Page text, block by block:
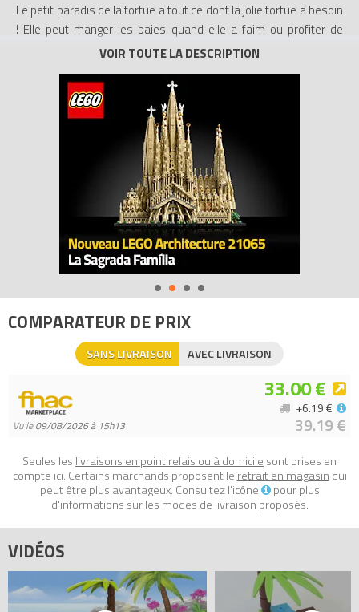
Le petit paradis de la tortue a tout ce dont la jolie tortue a besoin
! Elle peut manger les baies quand elle a faim ou profiter de
l'ombre du palmier. Et s'il fait trop chaud, elle peut plonger dans
- Inclut une petite tortue avec un ruban
- Comprend une cascade, un palmier, des plantes avec des
- Donne à manger à la tortue quand elle a faim
- Joue, mange et nage dans l'île paradisiaque de la tortue !
- Prends soin de la tortue en ligne et trouve plus d'idées de
construction sur LEGO.fr/friends
- Mesure plus de 6 cm de haut, 5 cm de large et 5 cm de
profondeur
- Collectionne les autres ensembles de la série et construis ton
propre modèle combiné super cool (instructions de montage
Tous les prix duLEGO Friends 41041 La tortue et son île
paradisiaque (Turtle's Little Paradise)sur Avenue de la brique,
Code EAN du LEGO Friends 41041 : 5702015125697.
COMPARATEUR DE PRIX
SANS LIVRAISON AVEC LIVRAISON
Vu le09/08/2026 à 15h13
33.00 €
39.19 €
+6.19 €
Seules les livraisons en point relais ou à domicile sont prises en
compte ici. Certains marchands proposent le retrait en magasin qui
peut être plus avantageux. Consultez l'icône
pour plus
d'informations sur les modes de livraison proposés.
VIDÉOS